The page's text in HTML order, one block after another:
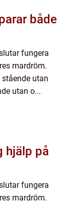
både
fungera
mardröm.
utan
utan o...
fungera
mardröm.